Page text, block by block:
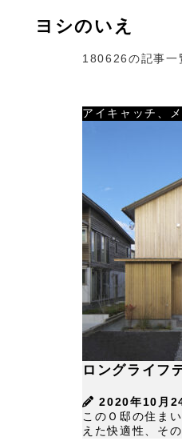
ヨシのいえ
180626の記事一
アイキャッチ、
ロングライフ
2020年10月
このＯ邸の住ま
えた快適性、そ